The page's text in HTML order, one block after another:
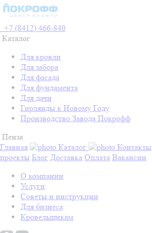
+7 (8412) 466-840
Каталог
Для кровли
Для забора
Для фасада
Для фундамента
Для дачи
Гирлянды к Новому Году
Производство Завода Покрофф
Пенза
Главная
Каталог Контакты
проекты Блог Доставка Оплата Вакансии
О компании
Услуги
Советы и инструкции
Для бизнеса
Кровельщикам